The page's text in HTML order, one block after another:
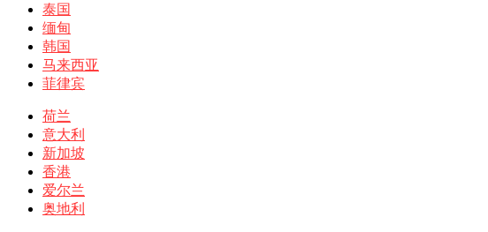
泰国
缅甸
韩国
马来西亚
菲律宾
荷兰
意大利
新加坡
香港
爱尔兰
奥地利